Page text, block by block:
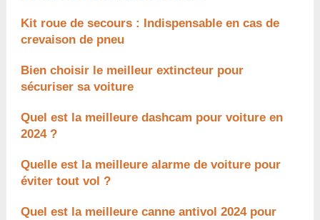
Kit roue de secours : Indispensable en cas de
crevaison de pneu
Bien choisir le meilleur extincteur pour
sécuriser sa voiture
Quel est la meilleure dashcam pour voiture en
2024 ?
Quelle est la meilleure alarme de voiture pour
éviter tout vol ?
Quel est la meilleure canne antivol 2024 pour